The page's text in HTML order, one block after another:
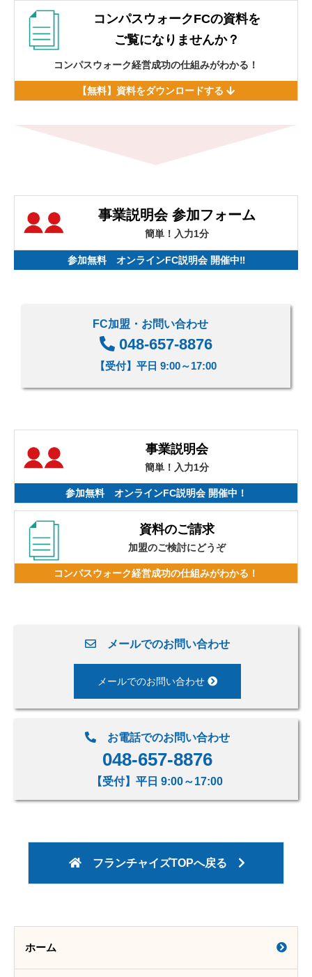
コンパスウォークFCの資料を
ご覧になりませんか？
コンパスウォーク経営成功の仕組みがわかる！
【無料】資料をダウンロードする
事業説明会 参加フォーム
簡単！入力1分
参加無料 オンラインFC説明会 開催中‼
FC加盟・お問い合わせ
048-657-8876
【受付】平日 9:00～17:00
事業説明会
簡単！入力1分
参加無料 オンラインFC説明会 開催中！
資料のご請求
加盟のご検討にどうぞ
コンパスウォーク経営成功の仕組みがわかる！
メールでのお問い合わせ
メールでのお問い合わせ
お電話でのお問い合わせ
048-657-8876
【受付】平日 9:00～17:00
フランチャイズTOPへ戻る
ホーム